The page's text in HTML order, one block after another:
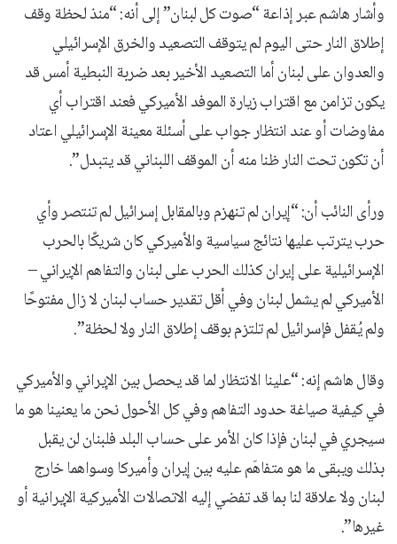
وأشار هاشم عبر إذاعة “صوت كل لبنان” إلى أنه: “منذ لحظة وقف
إطلاق النار حتى اليوم لم يتوقف التصعيد والخرق الإسرائيلي
والعدوان على لبنان أما التصعيد الأخير بعد ضربة النبطية أمس قد
يكون تزامن مع اقتراب زيارة الموفد الأميركي فعند اقتراب أي
مفاوضات أو عند انتظار جواب على أسئلة معينة الإسرائيلي اعتاد
أن تكون تحت النار ظنا منه أن الموقف اللبناني قد يتبدل”.
ورأى النائب أن: “إيران لم تنهزم وبالمقابل إسرائيل لم تنتصر وأي
حرب يترتب عليها نتائج سياسية والأميركي كان شريكًا بالحرب
الإسرائيلية على إيران كذلك الحرب على لبنان والتفاهم الإيراني –
الأميركي لم يشمل لبنان وفي أقل تقدير حساب لبنان لا زال مفتوحًا
ولم يُقفل فإسرائيل لم تلتزم بوقف إطلاق النار ولا لحظة”.
وقال هاشم إنه: “علينا الانتظار لما قد يحصل بين الإيراني والأميركي
في كيفية صياغة حدود التفاهم وفي كل الأحول نحن ما يعنينا هو ما
سيجري في لبنان فإذا كان الأمر على حساب البلد فلبنان لن يقبل
بذلك ويبقى ما هو متفاهَم عليه بين إيران وأميركا وسواهما خارج
لبنان ولا علاقة لنا بما قد تفضي إليه الاتصالات الأميركية الإيرانية أو
غيرها”.